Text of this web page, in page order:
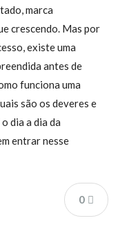
marca
crescendo. Mas por
existe uma
antes de
funciona uma
são os deveres e
dia a dia da
entrar nesse
0